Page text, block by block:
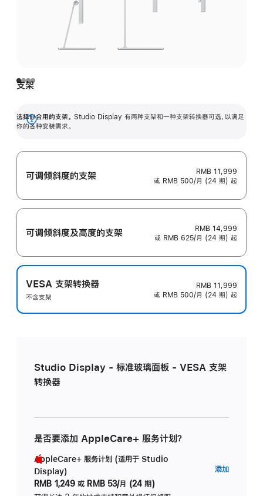
支架
选择你合用的支架。 Studio Display 有两种支架和一种支架转换器可选，以满足
你的各种安装需求。
展
可调倾斜度的支架
RMB 11,999
或 RMB 500/月 (24 期) 起
可调倾斜度及高‍度的支‍架
RMB 14,999
或 RMB 625/月 (24 期) 起
VESA 支架转换器
不含支架
RMB 11,999
或 RMB 500/月 (24 期) 起
Studio Display - 标准玻璃面板 - VESA 支架
转换器
是否要添加 AppleCare+ 服务计划？
AppleCare+ 服务计划 (适用于 Studio
Display)
RMB 1,249 或 RMB 53/月 (24 期)
添加